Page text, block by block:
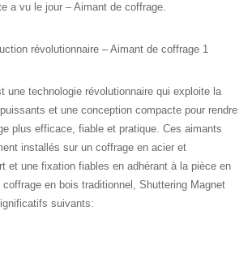
a vu le jour – Aimant de coffrage.
une technologie révolutionnaire qui exploite la
et une conception compacte pour rendre
plus efficace, fiable et pratique. Ces aimants
installés sur un coffrage en acier et
et une fixation fiables en adhérant à la pièce en
coffrage en bois traditionnel, Shuttering Magnet
suivants: